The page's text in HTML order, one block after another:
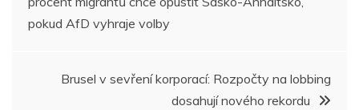
o
p er
pro
pokud AfD vyhraje volby
Brusel v sevření korporací: Rozpočty na lobbing
dosahují nového rekordu